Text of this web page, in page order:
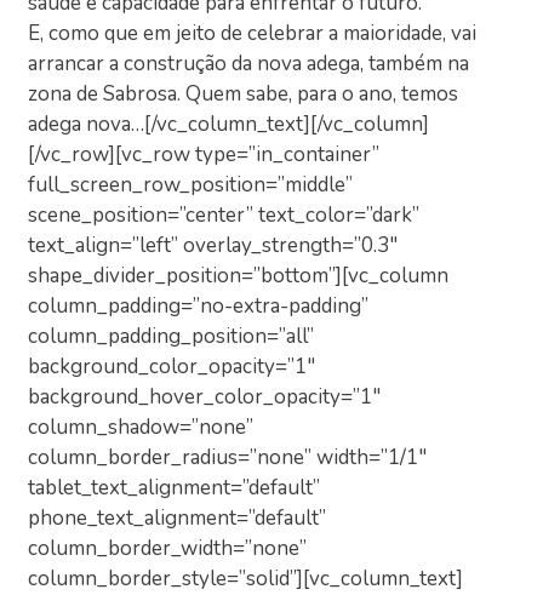
E, como que em jeito de celebrar a maioridade, vai
arrancar a construção da nova adega, também na
zona de Sabrosa. Quem sabe, para o ano, temos
adega nova…[/vc_column_text][/vc_column]
[/vc_row][vc_row type=”in_container”
full_screen_row_position=”middle”
scene_position=”center” text_color=”dark”
text_align=”left” overlay_strength=”0.3″
shape_divider_position=”bottom”][vc_column
column_padding=”no-extra-padding”
column_padding_position=”all”
background_color_opacity=”1″
background_hover_color_opacity=”1″
column_shadow=”none”
column_border_radius=”none” width=”1/1″
tablet_text_alignment=”default”
phone_text_alignment=”default”
column_border_width=”none”
column_border_style=”solid”][vc_column_text]